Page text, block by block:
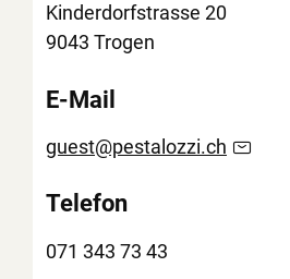
Kinderdorfstrasse 20
9043 Trogen
E-Mail
guest@pestalozzi.ch
Telefon
071 343 73 43